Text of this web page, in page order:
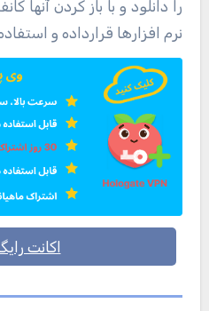
را دانلود و با باز کردن آنها
نرم افزارها قرارداده و
اکانت